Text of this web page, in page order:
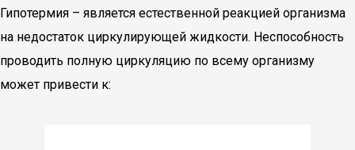
Гипотермия – является естественной реакцией организма
на недостаток циркулирующей жидкости. Неспособность
проводить полную циркуляцию по всему организму
может привести к: